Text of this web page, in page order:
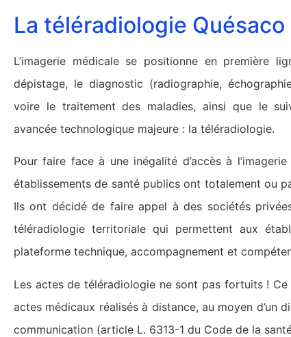
La téléradiologie Quésaco
L’imagerie médicale se positionne en première
dépistage, le diagnostic (radiographie,
voire le traitement des maladies, ainsi que le
avancée technologique majeure : la téléradiologie.
Pour faire face à une inégalité d’accès à
établissements de santé publics ont totalement ou
Ils ont décidé de faire appel à des sociétés
téléradiologie territoriale qui permettent aux
plateforme technique, accompagnement et
Les actes de téléradiologie ne sont pas fortuits !
actes médicaux réalisés à distance, au moyen d’un
communication (article L. 6313-1 du Code de la